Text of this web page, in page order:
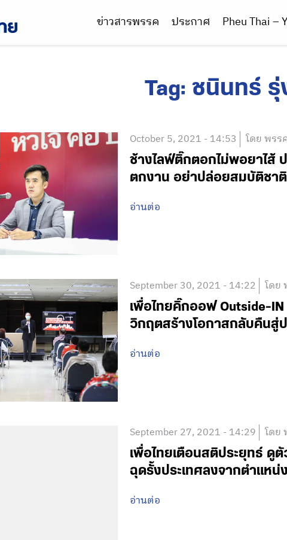
ข่าวสารพรรค ประกาศ Pheu Thai –
Tag: ชนินทร์ รุ่
October 5, 2021 - 14:53 โดย พรร
ช้างไลฟ์ติ๊กตอกไม่พอยาไส้
ตกงาน อย่าปล่อยสมบัติชาติ
อ่านต่อ
September 30, 2021 - 14:22 โดย
เพื่อไทยคิ๊กออฟ Outside-
วิกฤตสร้างโอกาสกลับคืนสู่ป
อ่านต่อ
September 27, 2021 - 14:29 โดย
เพื่อไทยเตือนสติประยุทธ์
ฉุดรั้งประเทศลงจากตำแหน่
อ่านต่อ